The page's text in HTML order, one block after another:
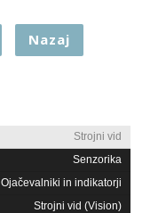
Nazaj
Strojni vid
Senzorika
Ojačevalniki in indikatorji
Strojni vid (Vision)